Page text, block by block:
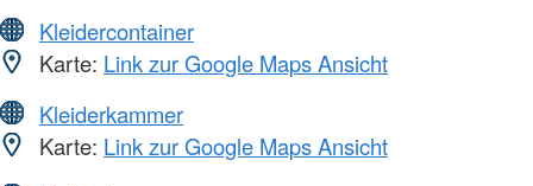
Kleidercontainer
Karte: Link zur Google Maps Ansicht
Kleiderkammer
Karte: Link zur Google Maps Ansicht